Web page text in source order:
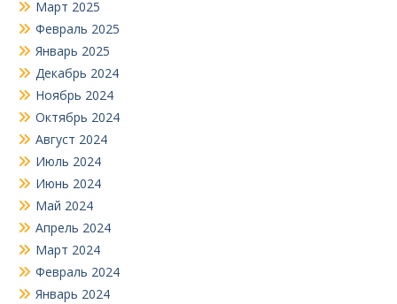
Март 2025
Февраль 2025
Январь 2025
Декабрь 2024
Ноябрь 2024
Октябрь 2024
Август 2024
Июль 2024
Июнь 2024
Май 2024
Апрель 2024
Март 2024
Февраль 2024
Январь 2024